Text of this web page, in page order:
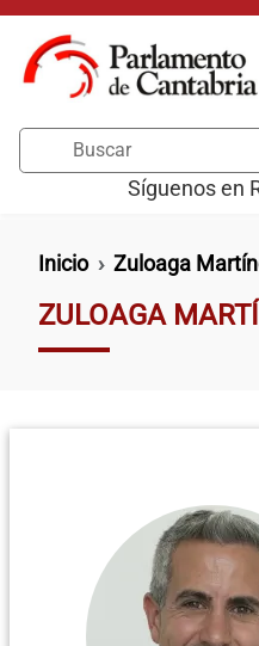
Pasar al contenido
Síguenos en
Ruta de
Inicio Zuloaga
ZULOAGA